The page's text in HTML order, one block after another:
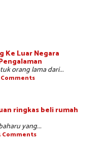
Ke Luar Negara
orang lama dari...
ringkas beli rumah
yang...
Comments